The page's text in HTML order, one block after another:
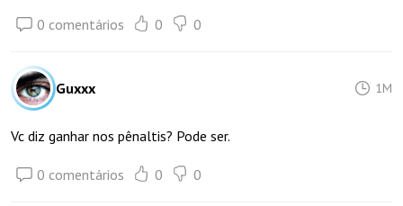
0 comentários 0 0
Guxxx 1M
Vc diz ganhar nos pênaltis? Pode ser.
0 comentários 0 0